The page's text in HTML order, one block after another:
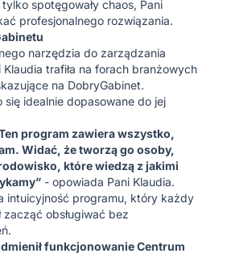
spotęgowały chaos, Pani
profesjonalnego rozwiązania.
narzędzia do zarządzania
Klaudia trafiła na forach branżowych
na DobryGabinet.
się idealnie dopasowane do jej
Ten program zawiera wszystko,
Widać, że tworzą go osoby,
które wiedzą z jakimi
” - opowiada Pani Klaudia.
intuicyjność programu, który każdy
zacząć obsługiwać bez
funkcjonowanie Centrum